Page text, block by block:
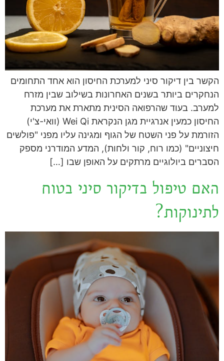
הקשר בין דיקור סיני למערכת החיסון הוא אחד התחומים
הנחקרים ביותר בשנים האחרונות בשילוב שבין מזרח
למערב. בעוד שהרפואה הסינית מתארת את מערכת
החיסון כמעין אנרגיית מגן הנקראת Wei Qi (וואי-צ'י)
הזורמת על פני השטח של הגוף ומגינה עליו מפני "פולשים
חיצוניים" (כמו רוח, קור ולחות), המדע המודרני מספק
הסברים ביולוגיים מרתקים על האופן שבו […]
האם טיפול בדיקור סיני בטוח
לתינוקות?